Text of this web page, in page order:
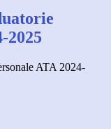
2025
ATA 2024-